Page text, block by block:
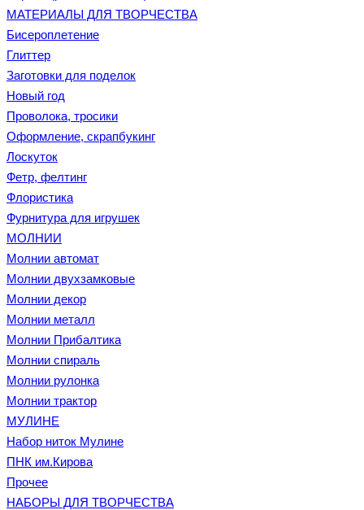
МАТЕРИАЛЫ ДЛЯ ТВОРЧЕСТВА
Бисероплетение
Глиттер
Заготовки для поделок
Новый год
Проволока, тросики
Оформление, скрапбукинг
Лоскуток
Фетр, фелтинг
Флористика
Фурнитура для игрушек
МОЛНИИ
Молнии автомат
Молнии двухзамковые
Молнии декор
Молнии металл
Молнии Прибалтика
Молнии спираль
Молнии рулонка
Молнии трактор
МУЛИНЕ
Набор ниток Мулине
ПНК им.Кирова
Прочее
НАБОРЫ ДЛЯ ТВОРЧЕСТВА